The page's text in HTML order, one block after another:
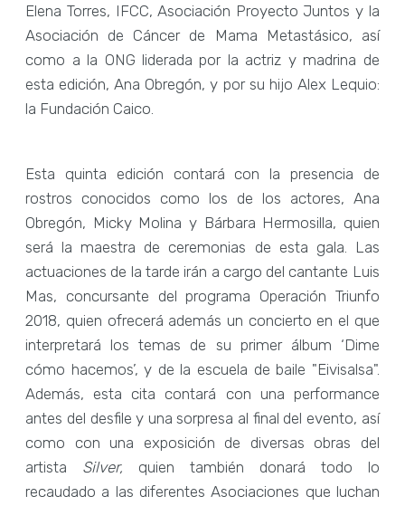
Elena Torres, IFCC, Asociación Proyecto Juntos y la
Asociación de Cáncer de Mama Metastásico, así
como a la ONG liderada por la actriz y madrina de
esta edición, Ana Obregón, y por su hijo Alex Lequio:
la Fundación Caico.
Esta quinta edición contará con la presencia de
rostros conocidos como los de los actores, Ana
Obregón, Micky Molina y Bárbara Hermosilla, quien
será la maestra de ceremonias de esta gala. Las
actuaciones de la tarde irán a cargo del cantante Luis
Mas, concursante del programa Operación Triunfo
2018, quien ofrecerá además un concierto en el que
interpretará los temas de su primer álbum ‘Dime
cómo hacemos’, y de la escuela de baile "Eivisalsa".
Además, esta cita contará con una performance
antes del desfile y una sorpresa al final del evento, así
como con una exposición de diversas obras del
artista Silver, quien también donará todo lo
recaudado a las diferentes Asociaciones que luchan